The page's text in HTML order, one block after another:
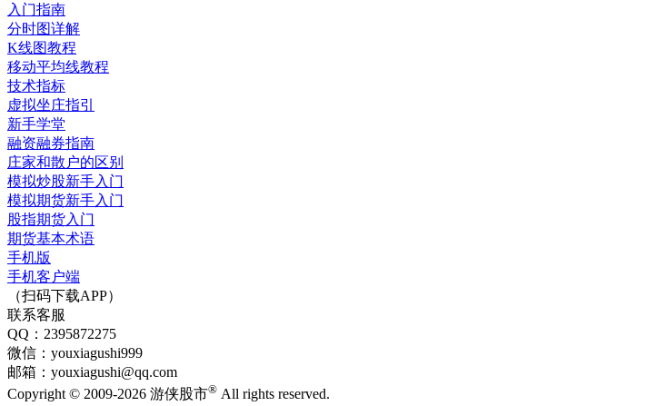
入门指南
分时图详解
K线图教程
移动平均线教程
技术指标
虚拟坐庄指引
新手学堂
融资融券指南
庄家和散户的区别
模拟炒股新手入门
模拟期货新手入门
股指期货入门
期货基本术语
手机版
手机客户端
（扫码下载APP）
联系客服
QQ：2395872275
微信：youxiagushi999
邮箱：youxiagushi@qq.com
Copyright © 2009-2026 游侠股市® All rights reserved.